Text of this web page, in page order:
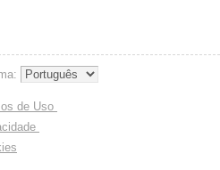
de Uso